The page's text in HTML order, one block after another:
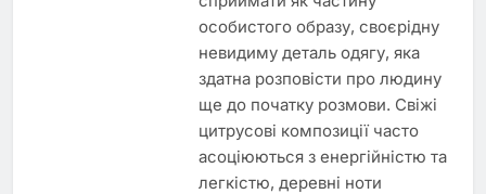
особистого образу, своєрідну
невидиму деталь одягу, яка
здатна розповісти про людину
ще до початку розмови. Свіжі
цитрусові композиції часто
асоціюються з енергійністю та
легкістю, деревні ноти